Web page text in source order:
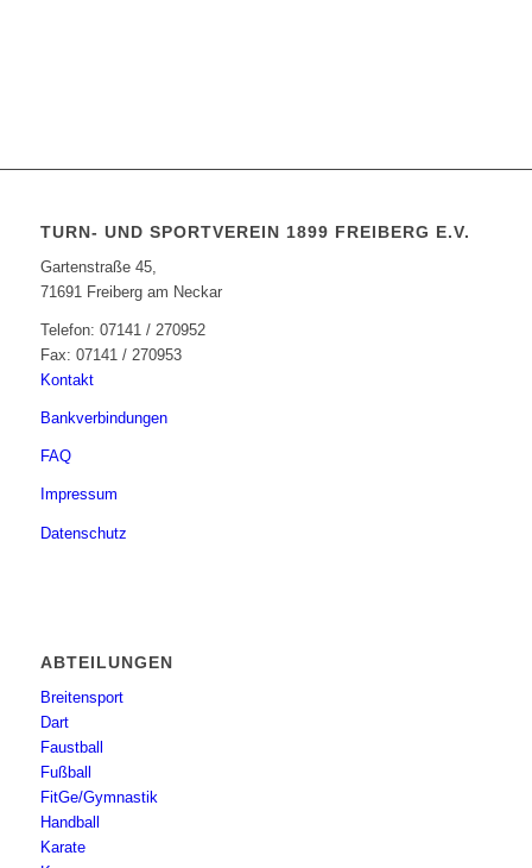
TURN- UND SPORTVEREIN 1899 FREIBERG E.V.
Gartenstraße 45,
71691 Freiberg am Neckar
Telefon: 07141 / 270952
Fax: 07141 / 270953
Kontakt
Bankverbindungen
FAQ
Impressum
Datenschutz
ABTEILUNGEN
Breitensport
Dart
Faustball
Fußball
FitGe/Gymnastik
Handball
Karate